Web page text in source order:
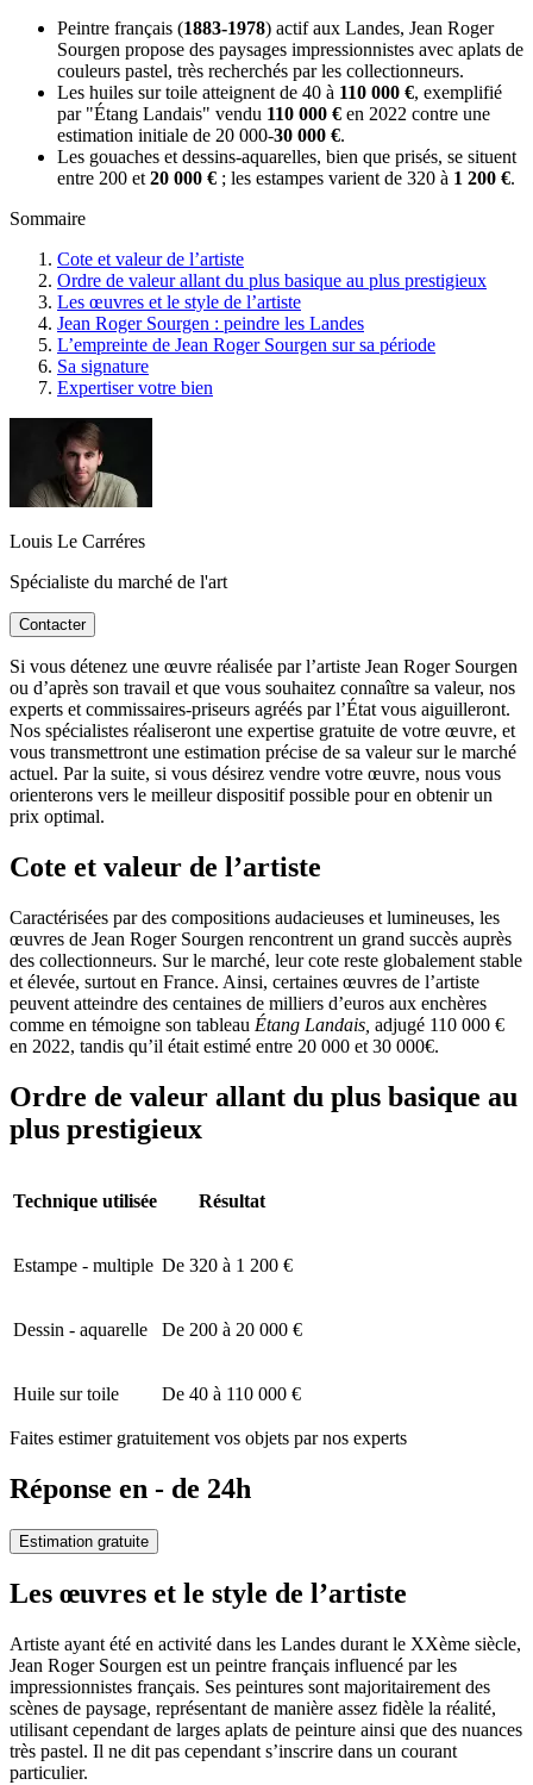
Peintre français (1883-1978) actif aux Landes, Jean Roger
Sourgen propose des paysages impressionnistes avec aplats de
couleurs pastel, très recherchés par les collectionneurs.
Les huiles sur toile atteignent de 40 à 110 000 €, exemplifié
par "Étang Landais" vendu 110 000 € en 2022 contre une
estimation initiale de 20 000-30 000 €.
Les gouaches et dessins-aquarelles, bien que prisés, se situent
entre 200 et 20 000 € ; les estampes varient de 320 à 1 200 €.
Sommaire
Cote et valeur de l’artiste
Ordre de valeur allant du plus basique au plus prestigieux
Les œuvres et le style de l’artiste
Jean Roger Sourgen : peindre les Landes
L’empreinte de Jean Roger Sourgen sur sa période
Sa signature
Expertiser votre bien
Louis Le Carréres
Spécialiste du marché de l'art
Contacter
Si vous détenez une œuvre réalisée par l’artiste Jean Roger Sourgen
ou d’après son travail et que vous souhaitez connaître sa valeur, nos
experts et commissaires-priseurs agréés par l’État vous aiguilleront.
Nos spécialistes réaliseront une expertise gratuite de votre œuvre, et
vous transmettront une estimation précise de sa valeur sur le marché
actuel. Par la suite, si vous désirez vendre votre œuvre, nous vous
orienterons vers le meilleur dispositif possible pour en obtenir un
prix optimal.
Cote et valeur de l’artiste
Caractérisées par des compositions audacieuses et lumineuses, les
œuvres de Jean Roger Sourgen rencontrent un grand succès auprès
des collectionneurs. Sur le marché, leur cote reste globalement stable
et élevée, surtout en France. Ainsi, certaines œuvres de l’artiste
peuvent atteindre des centaines de milliers d’euros aux enchères
comme en témoigne son tableau Étang Landais, adjugé 110 000 €
en 2022, tandis qu’il était estimé entre 20 000 et 30 000€.
Ordre de valeur allant du plus basique au
plus prestigieux
Technique utilisée Résultat
Estampe - multiple De 320 à 1 200 €
Dessin - aquarelle De 200 à 20 000 €
Huile sur toile De 40 à 110 000 €
Faites estimer gratuitement vos objets par nos experts
Réponse en - de 24h
Estimation gratuite
Les œuvres et le style de l’artiste
Artiste ayant été en activité dans les Landes durant le XXème siècle,
Jean Roger Sourgen est un peintre français influencé par les
impressionnistes français. Ses peintures sont majoritairement des
scènes de paysage, représentant de manière assez fidèle la réalité,
utilisant cependant de larges aplats de peinture ainsi que des nuances
très pastel. Il ne dit pas cependant s’inscrire dans un courant
particulier.